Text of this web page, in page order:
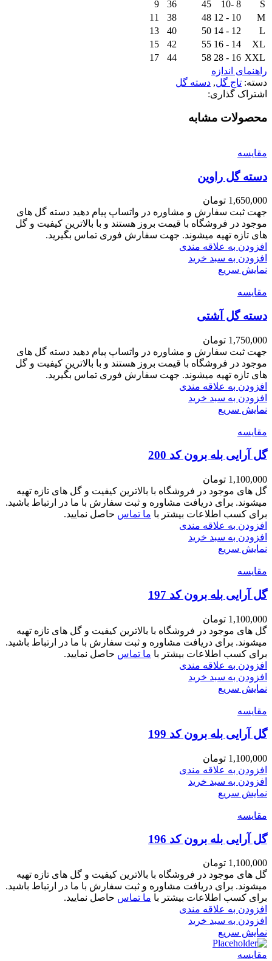
S
8 -10
45
36
9
M
10 - 12
48
38
11
L
12 - 14
50
40
13
XL
14 - 16
55
42
15
XXL
16 - 28
58
44
17
راهنمای اندازه
دسته: تاج گل, دسته گل
اشتراک گذاری:
محصولات مشابه
مقايسه
دسته گل راوین
1,650,000 تومان
جهت ثبت سفارش و مشاوره در واتساپ پیام دهید دسته گل های
موجود در فروشگاه با قیمت بروز هستند و با بالاترین کیفیت و گل
های تازه تهیه میشوند. جهت سفارش فوری تماس بگیرید.
افزودن به علاقه مندی
افزودن به سبد خرید
نمایش سریع
مقايسه
دسته گل آشتی
1,750,000 تومان
جهت ثبت سفارش و مشاوره در واتساپ پیام دهید دسته گل های
موجود در فروشگاه با قیمت بروز هستند و با بالاترین کیفیت و گل
های تازه تهیه میشوند. جهت سفارش فوری تماس بگیرید.
افزودن به علاقه مندی
افزودن به سبد خرید
نمایش سریع
مقايسه
گل آرایی بله برون کد 200
1,100,000 تومان
گل های موجود در فروشگاه با بالاترین کیفیت و گل های تازه تهیه
میشوند. برای دریافت مشاوره و ثبت سفارش با ما در ارتباط باشید.
برای کسب اطلاعات بیشتر با ما تماس حاصل نمایید.
افزودن به علاقه مندی
افزودن به سبد خرید
نمایش سریع
مقايسه
گل آرایی بله برون کد 197
1,100,000 تومان
گل های موجود در فروشگاه با بالاترین کیفیت و گل های تازه تهیه
میشوند. برای دریافت مشاوره و ثبت سفارش با ما در ارتباط باشید.
برای کسب اطلاعات بیشتر با ما تماس حاصل نمایید.
افزودن به علاقه مندی
افزودن به سبد خرید
نمایش سریع
مقايسه
گل آرایی بله برون کد 199
1,100,000 تومان
افزودن به علاقه مندی
افزودن به سبد خرید
نمایش سریع
مقايسه
گل آرایی بله برون کد 196
1,100,000 تومان
گل های موجود در فروشگاه با بالاترین کیفیت و گل های تازه تهیه
میشوند. برای دریافت مشاوره و ثبت سفارش با ما در ارتباط باشید.
برای کسب اطلاعات بیشتر با ما تماس حاصل نمایید.
افزودن به علاقه مندی
افزودن به سبد خرید
نمایش سریع
مقايسه